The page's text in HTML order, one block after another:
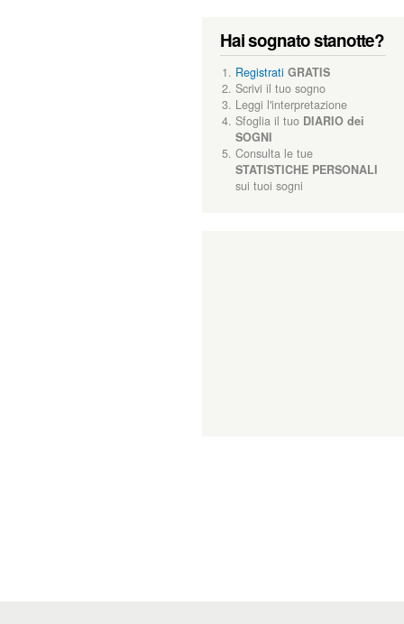
Hai sognato stanotte?
Registrati GRATIS
Scrivi il tuo sogno
Leggi l'interpretazione
Sfoglia il tuo DIARIO dei
SOGNI
Consulta le tue
STATISTICHE PERSONALI
sui tuoi sogni